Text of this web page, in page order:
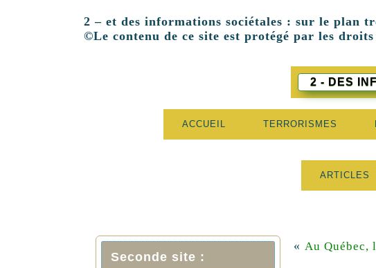
2 – et des informations sociétales : sur le plan
©Le contenu de ce site est protégé par les
2 - DES
ACCUEIL TERRORISMES
ARTICLES
Seconde site :
« Au Québec,